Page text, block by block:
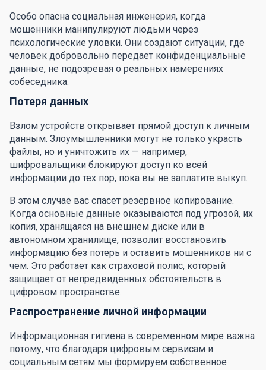
Особо опасна социальная инженерия, когда
мошенники манипулируют людьми через
психологические уловки. Они создают ситуации, где
человек добровольно передает конфиденциальные
данные, не подозревая о реальных намерениях
собеседника.
Потеря данных
Взлом устройств открывает прямой доступ к личным
данным. Злоумышленники могут не только украсть
файлы, но и уничтожить их — например,
шифровальщики блокируют доступ ко всей
информации до тех пор, пока вы не заплатите выкуп.
В этом случае вас спасет резервное копирование.
Когда основные данные оказываются под угрозой, их
копия, хранящаяся на внешнем диске или в
автономном хранилище, позволит восстановить
информацию без потерь и оставить мошенников ни с
чем. Это работает как страховой полис, который
защищает от непредвиденных обстоятельств в
цифровом пространстве.
Распространение личной информации
Информационная гигиена в современном мире важна
потому, что благодаря цифровым сервисам и
социальным сетям мы формируем собственное